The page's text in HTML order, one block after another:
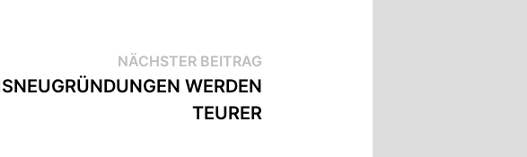
NÄCHSTER BEITRAG
WERDEN
TEURER